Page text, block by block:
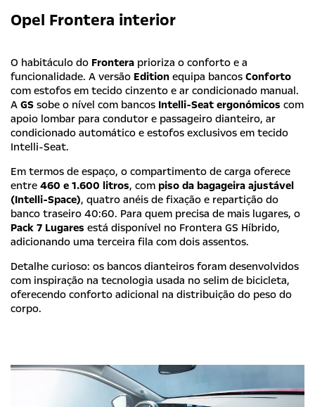
Opel Frontera interior
O habitáculo do Frontera prioriza o conforto e a
funcionalidade. A versão Edition equipa bancos Conforto
com estofos em tecido cinzento e ar condicionado manual.
A GS sobe o nível com bancos Intelli-Seat ergonómicos com
apoio lombar para condutor e passageiro dianteiro, ar
condicionado automático e estofos exclusivos em tecido
Intelli-Seat.
Em termos de espaço, o compartimento de carga oferece
entre 460 e 1.600 litros, com piso da bagageira ajustável
(Intelli-Space), quatro anéis de fixação e repartição do
banco traseiro 40:60. Para quem precisa de mais lugares, o
Pack 7 Lugares está disponível no Frontera GS Híbrido,
adicionando uma terceira fila com dois assentos.
Detalhe curioso: os bancos dianteiros foram desenvolvidos
com inspiração na tecnologia usada no selim de bicicleta,
oferecendo conforto adicional na distribuição do peso do
corpo.